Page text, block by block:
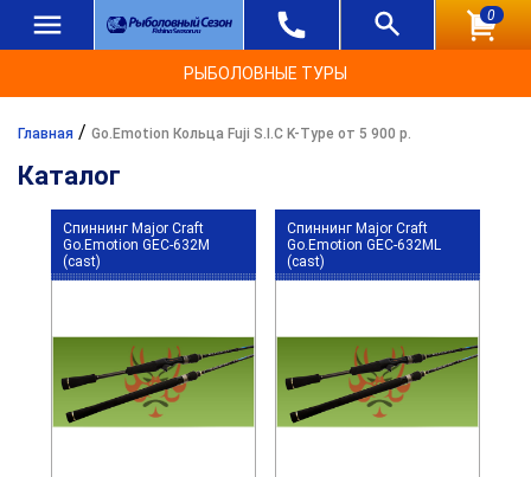
0
РЫБОЛОВНЫЕ ТУРЫ
Главная / Go.Emotion Кольца Fuji S.I.C K-Type от 5 900 р.
Каталог
Спиннинг Major Craft
Go.Emotion GEC-632M
(cast)
Спиннинг Major Craft
Go.Emotion GEC-632ML
(cast)